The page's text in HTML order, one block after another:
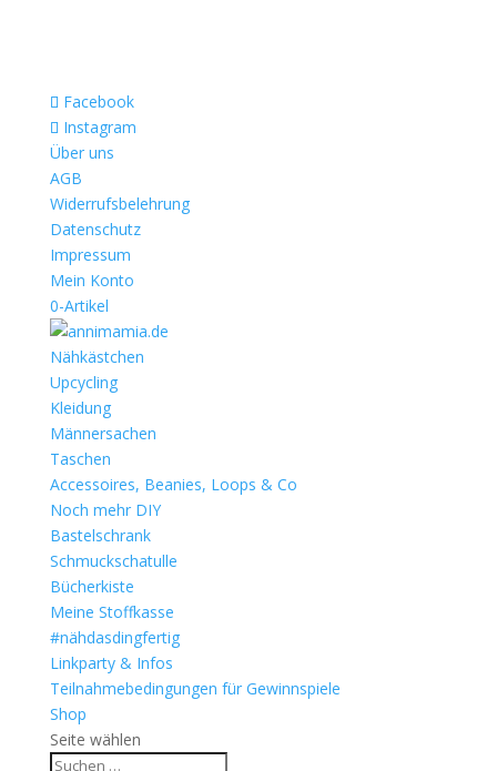
Facebook
Instagram
Über uns
AGB
Widerrufsbelehrung
Datenschutz
Impressum
Mein Konto
0-Artikel
Nähkästchen
Upcycling
Kleidung
Männersachen
Taschen
Accessoires, Beanies, Loops & Co
Noch mehr DIY
Bastelschrank
Schmuckschatulle
Bücherkiste
Meine Stoffkasse
#nähdasdingfertig
Linkparty & Infos
Teilnahmebedingungen für Gewinnspiele
Shop
Seite wählen